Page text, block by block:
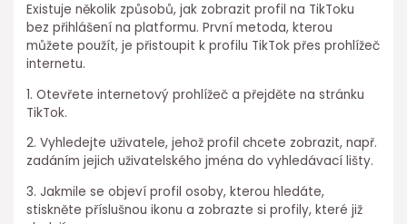
Existuje několik způsobů, jak zobrazit profil na TikToku
bez přihlášení na platformu. První metoda, kterou
můžete použít, je přistoupit k profilu TikTok přes prohlížeč
internetu.
1. Otevřete internetový prohlížeč a přejděte na stránku
TikTok.
2. Vyhledejte uživatele, jehož profil chcete zobrazit, např.
zadáním jejich uživatelského jména do vyhledávací lišty.
3. Jakmile se objeví profil osoby, kterou hledáte,
stiskněte příslušnou ikonu a zobrazte si profily, které již